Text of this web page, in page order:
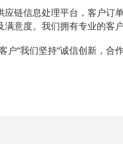
链信息处理平台，客户订
意度。我们拥有专业的客
“我们坚持“诚信创新，